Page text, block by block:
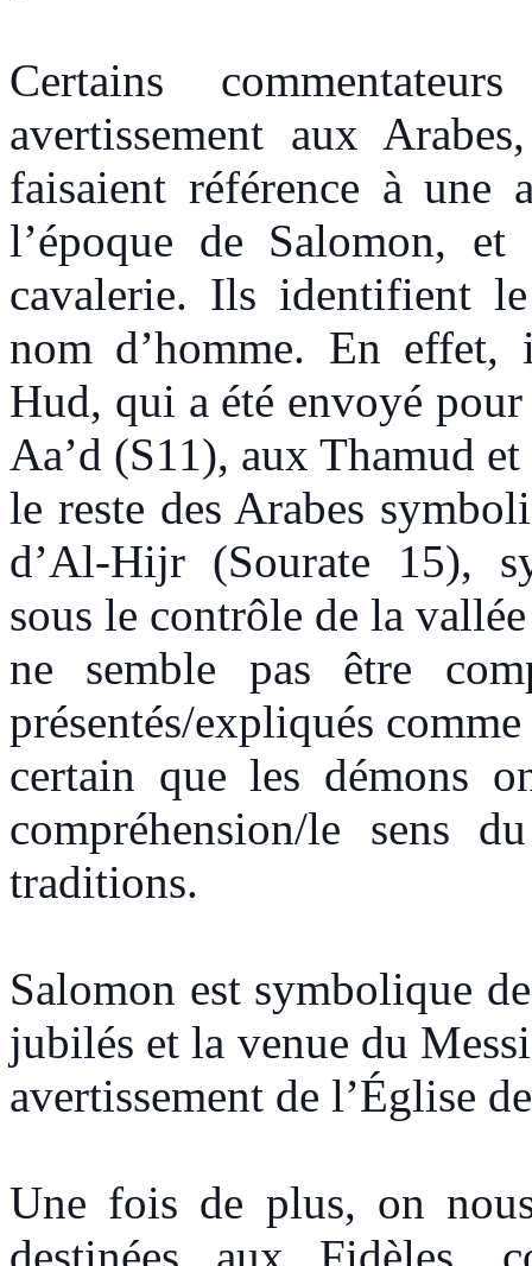
Certains
avertissement aux
faisaient référence à une
l’époque de Salomon,
cavalerie. Ils identifient
nom d’homme. En
Hud, qui a été envoyé
Aa’d (S11), aux Thamud
le reste des Arabes
d’Al-Hijr (Sourate 15),
sous le contrôle de la
ne semble pas être
présentés/expliqués
certain que les démons
compréhension/le sens
traditions.
Salomon est symbolique
jubilés et la venue du
avertissement de l’Église
Une fois de plus, on
destinées aux Fidèles,